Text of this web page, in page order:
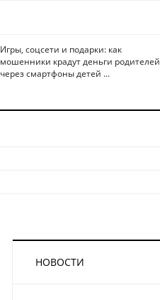
Игры, соцсети и подарки: как
мошенники крадут деньги родителей
через смартфоны детей ...
НОВОСТИ